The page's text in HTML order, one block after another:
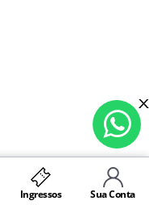
Ingressos Sua Conta